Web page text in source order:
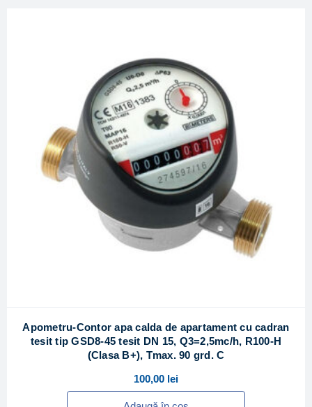
Apometru-Contor apa calda de apartament cu cadran
tesit tip GSD8-45 tesit DN 15, Q3=2,5mc/h, R100-H
(Clasa B+), Tmax. 90 grd. C
100,00 lei